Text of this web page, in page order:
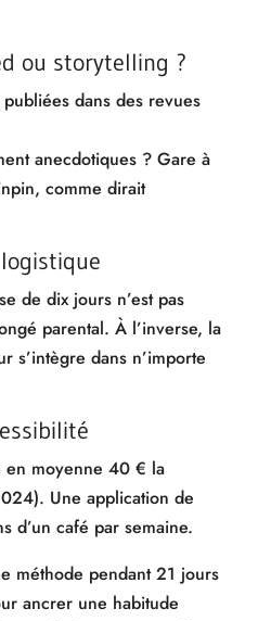
ou storytelling ?
publiées dans des revues
anecdotiques ? Gare à
comme dirait
de dix jours n’est pas
parental. À l’inverse, la
s’intègre dans n’importe
en moyenne 40 € la
Une application de
d’un café par semaine.
méthode pendant 21 jours
ancrer une habitude